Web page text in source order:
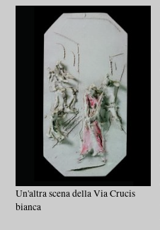
Un'altra scena della Via Crucis
bianca